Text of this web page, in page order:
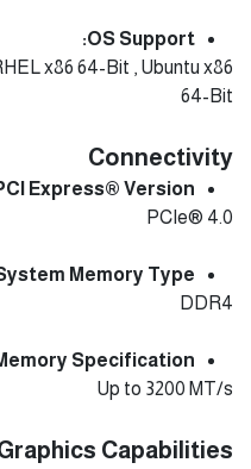
OS Support:
x86 64-Bit , Ubuntu x86
64-Bit
Connectivity
Express® Version:
PCIe® 4.0
Memory Type:
DDR4
Specification:
Up to 3200 MT/s
Capabilities